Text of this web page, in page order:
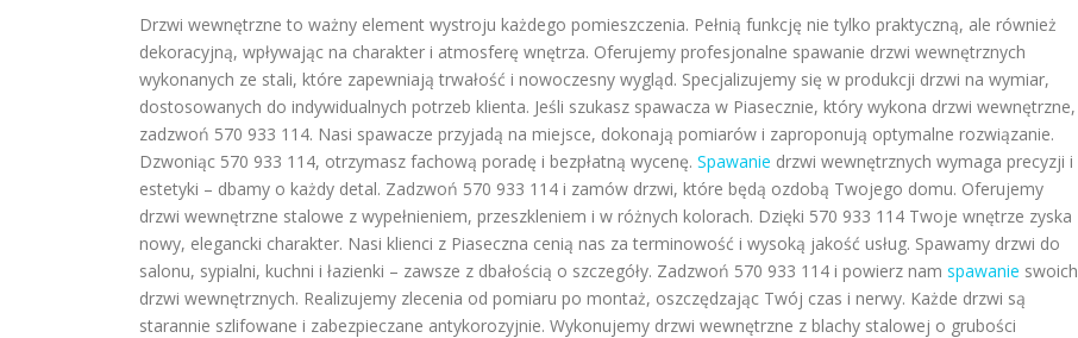
Drzwi wewnętrzne to ważny element wystroju każdego pomieszczenia. Pełnią funkcję nie tylko praktyczną, ale również
dekoracyjną, wpływając na charakter i atmosferę wnętrza. Oferujemy profesjonalne spawanie drzwi wewnętrznych
wykonanych ze stali, które zapewniają trwałość i nowoczesny wygląd. Specjalizujemy się w produkcji drzwi na wymiar,
dostosowanych do indywidualnych potrzeb klienta. Jeśli szukasz spawacza w Piasecznie, który wykona drzwi wewnętrzne,
zadzwoń 570 933 114. Nasi spawacze przyjadą na miejsce, dokonają pomiarów i zaproponują optymalne rozwiązanie.
Dzwoniąc 570 933 114, otrzymasz fachową poradę i bezpłatną wycenę. Spawanie drzwi wewnętrznych wymaga precyzji i
estetyki – dbamy o każdy detal. Zadzwoń 570 933 114 i zamów drzwi, które będą ozdobą Twojego domu. Oferujemy
drzwi wewnętrzne stalowe z wypełnieniem, przeszkleniem i w różnych kolorach. Dzięki 570 933 114 Twoje wnętrze zyska
nowy, elegancki charakter. Nasi klienci z Piaseczna cenią nas za terminowość i wysoką jakość usług. Spawamy drzwi do
salonu, sypialni, kuchni i łazienki – zawsze z dbałością o szczegóły. Zadzwoń 570 933 114 i powierz nam spawanie swoich
drzwi wewnętrznych. Realizujemy zlecenia od pomiaru po montaż, oszczędzając Twój czas i nerwy. Każde drzwi są
starannie szlifowane i zabezpieczane antykorozyjnie. Wykonujemy drzwi wewnętrzne z blachy stalowej o grubości